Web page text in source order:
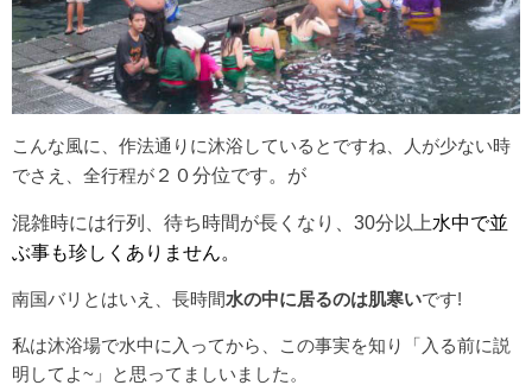
こんな風に、作法通りに沐浴しているとですね、人が少ない時
でさえ、全行程が ２０分位です。が
混雑時には行列、待ち時間が長くなり、30分以上水中で並
ぶ事も珍しくありません。
南国バリとはいえ、長時間 水の中に居るのは肌寒いです!
私は沐浴場で水中に入ってから、この事実を知り「入る前に説
明してよ~」と思ってましいました。